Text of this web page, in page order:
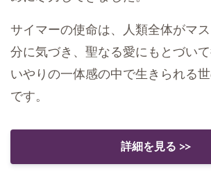
サイマーの使命は、人類全体がマ
分に気づき、聖なる愛にもとづい
いやりの一体感の中で生きられる
です。
詳細を見る >>